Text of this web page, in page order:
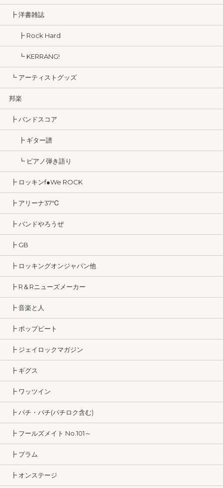
┣ 洋書雑誌
┣ Rock Hard
┗ KERRANG!
┗ アーティストグッズ
邦楽
┣ バンドスコア
┣ ギター譜
┗ ピアノ弾き語り
┣ ロッキンf●We ROCK
┣ アリーナ37℃
┣ バンドやろうぜ
┣ GB
┣ ロッキングオンジャパン他
┣ R＆Rニューズメーカー
┣ 音楽と人
┣ ポップビート
┣ ジェイロックマガジン
┣ ギグス
┣ ワッツイン
┣ パチ・パチ(パチロク含む)
┣ フールズメイト No.101～
┣ プラム
┣ オンステージ